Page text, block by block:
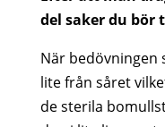
del saker du bör
När bedövningen
lite från såret
de sterila